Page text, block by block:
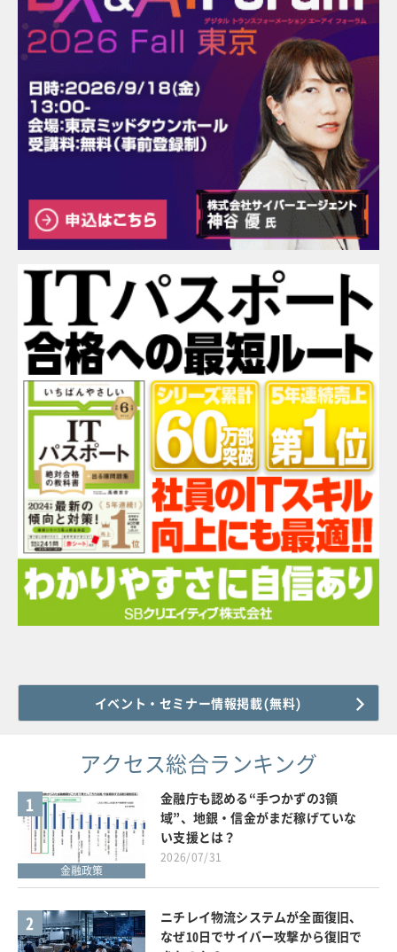
イベント・セミナー情報掲載(無料)
アクセス総合ランキング
1
金融政策
金融庁も認める“手つかずの3領
域”、地銀・信金がまだ稼げていな
い支援とは？
2026/07/31
2
ニチレイ物流システムが全面復旧、
なぜ10日でサイバー攻撃から復旧で